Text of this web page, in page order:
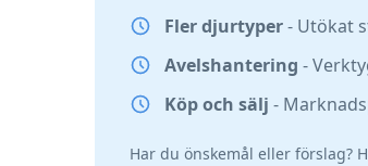
Fler djurtyper- Utökat
Avelshantering -
Köp och sälj -
Har du önskemål eller förslag?